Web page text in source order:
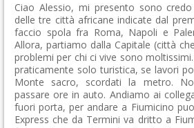
Ciao Alessio, mi presento sono
delle tre città africane indicate dal
faccio spola fra Roma, Napoli e
Allora, partiamo dalla Capitale (città
problemi per chi ci vive sono
praticamente solo turistica, se lavori
Monte sacro, scordati la metro.
passare ore in auto. Andiamo ai
fuori porta, per andare a Fiumicino
Express che da Termini va dritto a